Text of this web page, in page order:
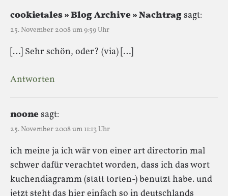
cookietales » Blog Archive » Nachtragsagt:
25. November 2008 um 9:59 Uhr
[…] Sehr schön, oder? (via) […]
Antworten
noonesagt:
25. November 2008 um 11:13 Uhr
ich meine ja ich wär von einer art directorin mal
schwer dafür verachtet worden, dass ich das wort
kuchendiagramm (statt torten-) benutzt habe. und